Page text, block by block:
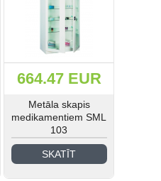
664.47 EUR
Metāla skapis
medikamentiem SML
103
SKATĪT